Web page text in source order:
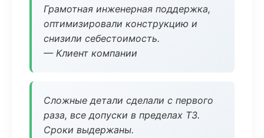
Грамотная инженерная поддержка,
оптимизировали конструкцию и
снизили себестоимость.
— Клиент компании
Сложные детали сделали с первого
раза, все допуски в пределах ТЗ.
Сроки выдержаны.